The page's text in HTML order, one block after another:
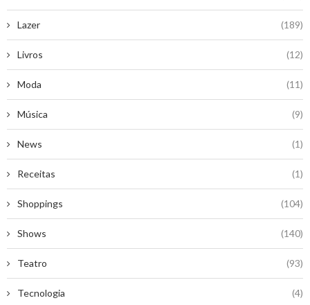
Lazer (189)
Livros (12)
Moda (11)
Música (9)
News (1)
Receitas (1)
Shoppings (104)
Shows (140)
Teatro (93)
Tecnologia (4)